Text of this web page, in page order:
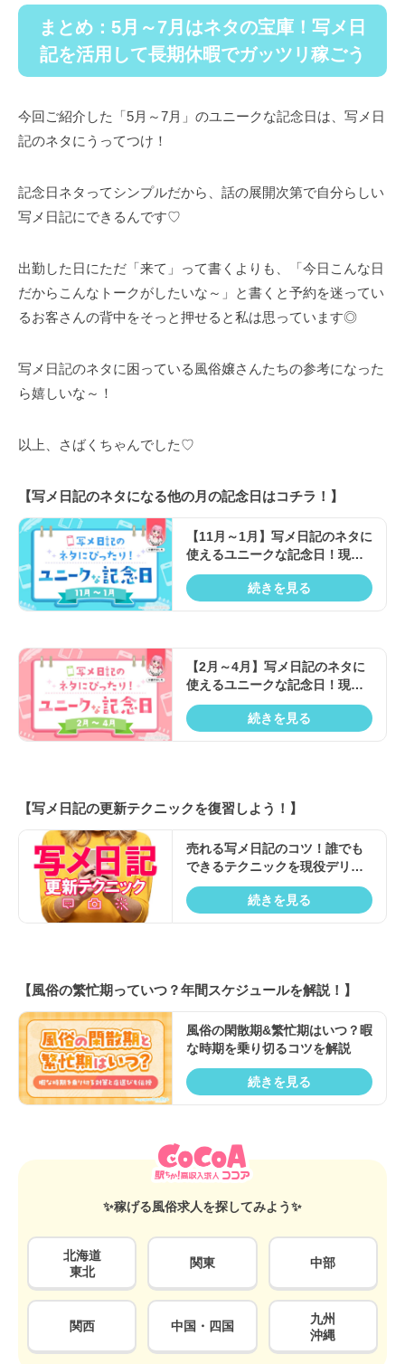
まとめ：5月～7月はネタの宝庫！写メ日
記を活用して長期休暇でガッツリ稼ごう
今回ご紹介した「5月～7月」のユニークな記念日は、写メ日
記のネタにうってつけ！
記念日ネタってシンプルだから、話の展開次第で自分らしい
写メ日記にできるんです♡
出勤した日にただ「来て」って書くよりも、「今日こんな日
だからこんなトークがしたいな～」と書くと予約を迷ってい
るお客さんの背中をそっと押せると私は思っています◎
写メ日記のネタに困っている風俗嬢さんたちの参考になった
ら嬉しいな～！
以上、さばくちゃんでした♡
【写メ日記のネタになる他の月の記念日はコチラ！】
【11月～1月】写メ日記のネタに
使えるユニークな記念日！現役
風俗嬢の例文付き♪
続きを見る
【2月～4月】写メ日記のネタに
使えるユニークな記念日！現役
風俗嬢の例文付き♪
続きを見る
【写メ日記の更新テクニックを復習しよう！】
売れる写メ日記のコツ！誰でも
できるテクニックを現役デリヘ
ル嬢が解説
続きを見る
【風俗の繁忙期っていつ？年間スケジュールを解説！】
風俗の閑散期&繁忙期はいつ？暇
な時期を乗り切るコツを解説
続きを見る
✨稼げる風俗求人を探してみよう✨
北海道
東北
関東 中部
関西 中国・四国
九州
沖縄